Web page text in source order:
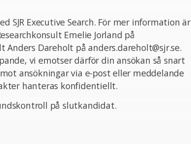
SJR Executive Search. För mer information är
Emelie Jorland på
Anders Dareholt på anders.dareholt@sjr.se.
vi emotser därför din ansökan så snart
ansökningar via e-post eller meddelande
hanteras konfidentiellt.
på slutkandidat.